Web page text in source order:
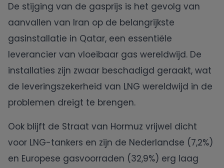
Tibber
UnitedConsumers
Vattenfall
De stijging van de gasprijs is het gevolg van
aanvallen van Iran op de belangrijkste
gasinstallatie in Qatar, een essentiële
leverancier van vloeibaar gas wereldwijd. De
installaties zijn zwaar beschadigd geraakt, wat
de leveringszekerheid van LNG wereldwijd in de
problemen dreigt te brengen.
Ook blijft de Straat van Hormuz vrijwel dicht
voor LNG-tankers en zijn de Nederlandse (7,2%)
en Europese gasvoorraden (32,9%) erg laag